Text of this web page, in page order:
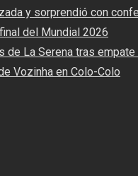
y sorprendió con
del Mundial 2026
La Serena tras empate
Vozinha en Colo-Colo